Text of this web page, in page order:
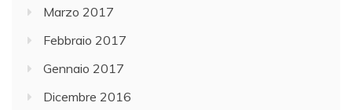
Marzo 2017
Febbraio 2017
Gennaio 2017
Dicembre 2016